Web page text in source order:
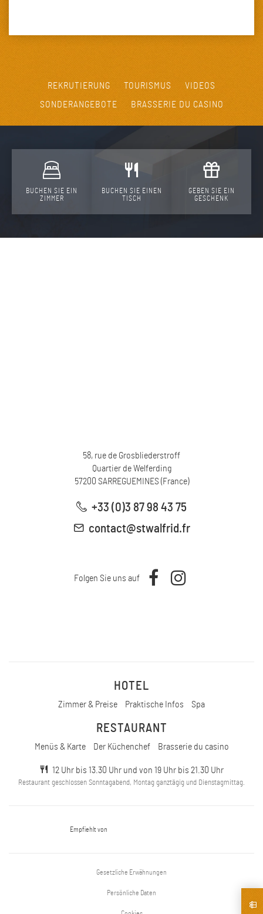
REKRUTIERUNG TOURISMUS
VIDEOS
SONDERANGEBOTE
BRASSERIE DU CASINO
BUCHEN SIE EIN
ZIMMER
BUCHEN SIE EINEN
TISCH
GEBEN SIE EIN
GESCHENK
58, rue de Grosbliederstroff
Quartier de Welferding
57200 SARREGUEMINES (France)
+33 (0)3 87 98 43 75
contact@stwalfrid.fr
Folgen Sie uns auf
HOTEL
Zimmer & Preise Praktische Infos Spa
RESTAURANT
Menüs & Karte Der Küchenchef Brasserie du casino
12 Uhr bis 13.30 Uhr und von 19 Uhr bis 21.30 Uhr
Restaurant geschlossen Sonntagabend, Montag ganztägig und Dienstagmittag.
Empfiehlt von
Gesetzliche Erwähnungen
Persönliche Daten